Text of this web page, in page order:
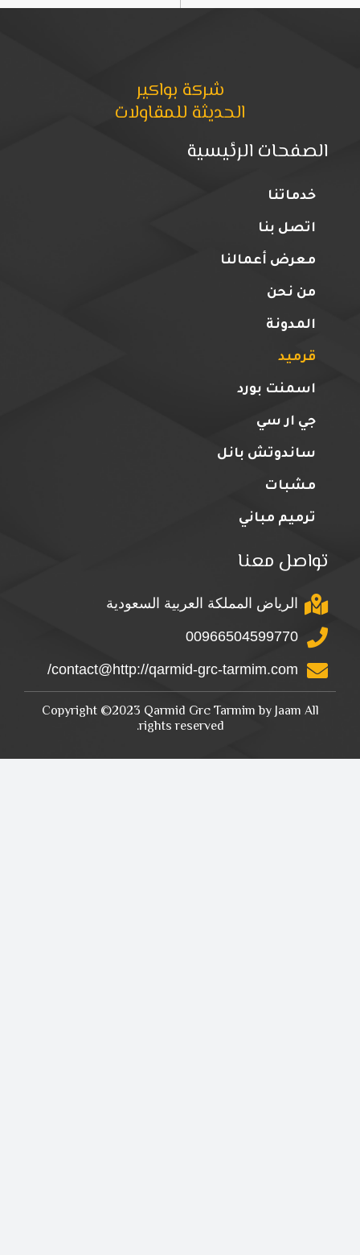
شركة بواكير
الحديثة للمقاولات
الصفحات الرئيسية
خدماتنا
اتصل بنا
معرض أعمالنا
من نحن
المدونة
قرميد
اسمنت بورد
جي ار سي
ساندوتش بانل
مشبات
ترميم مباني
تواصل معنا
الرياض المملكة العربية السعودية
00966504599770
contact@http://qarmid-grc-tarmim.com/
Copyright ©2023 Qarmid Grc Tarmim by Jaam All
rights reserved.